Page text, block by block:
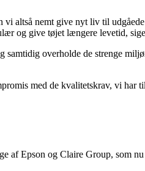
altså nemt give nyt liv til
og give tøjet længere levetid,
overholde de strenge
med de kvalitetskrav, vi har
af Epson og Claire Group, som